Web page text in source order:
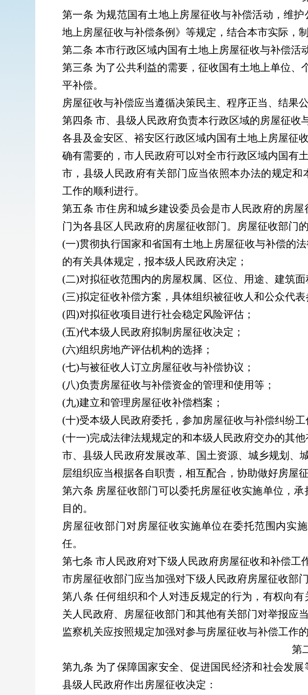
第一条 为规范国有土地上房屋征收与补偿活动，维
地上房屋征收与补偿条例》等规定，结合本市实际，制
第二条 本市行政区域内国有土地上房屋征收与补偿活
第三条 为了公共利益的需要，征收国有土地上单位、
平补偿。
房屋征收与补偿应当遵循决策民主、程序正当、结果公
第四条 市、县级人民政府负责本行政区域的房屋征收
各县及金安区、裕安区行政区域内国有土地上房屋征
确有需要的，市人民政府可以对全市行政区域内国有
市，县级人民政府有关部门应当依照本办法的规定
工作的顺利进行。
第五条 市住房和城乡建设委员会是市人民政府的房
门为各县区人民政府的房屋征收部门。房屋征收部门
(一)贯彻执行国家和省国有土地上房屋征收与补偿的
的有关具体规定，报本级人民政府决定；
(二)对拟征收范围内的房屋权属、区位、用途、建筑
(三)拟定征收补偿方案，具体组织被征收人和公众代表
(四)对拟征收项目进行社会稳定风险评估；
(五)代本级人民政府拟制房屋征收决定；
(六)组织房地产评估机构的选择；
(七)与被征收人订立房屋征收与补偿协议；
(八)负责房屋征收与补偿资金的管理和使用等；
(九)建立和管理房屋征收补偿档案；
(十)受本级人民政府委托，参加房屋征收与补偿纠纷
(十一)完成法律法规规定的和本级人民政府交办的其他
市、县级人民政府发展改革、国土资源、城乡规划、
层组织应当根据各自职责，相互配合，协助做好房屋
第六条 房屋征收部门可以委托房屋征收实施单位，
目的。
房屋征收部门对房屋征收实施单位在委托范围内实
任。
第七条 市人民政府对下级人民政府房屋征收和补偿工
市房屋征收部门应当加强对下级人民政府房屋征收部
第八条 任何组织和个人对违反规定的行为，有权向
关人民政府、房屋征收部门和其他有关部门对举报应
监察机关应按照规定加强对参与房屋征收与补偿工作
第
第九条 为了保障国家安全、促进国民经济和社会发
县级人民政府作出房屋征收决定：